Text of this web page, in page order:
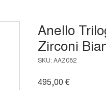
Anello
Zirconi
SKU: AAZ082
495,00 €Prezzo